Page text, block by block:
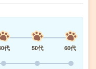
代 50代
60代